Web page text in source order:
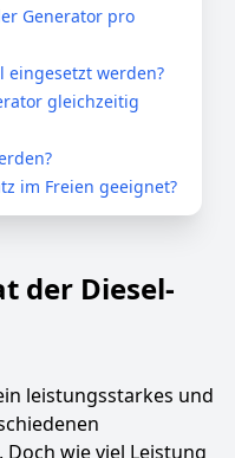
Generator pro
eingesetzt werden?
gleichzeitig
im Freien geeignet?
der Diesel-
leistungsstarkes und
wie viel Leistung